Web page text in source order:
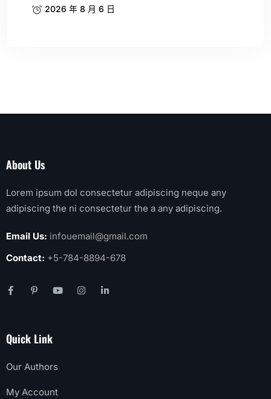
2026 年 8 月 6 日
About Us
Lorem ipsum dol consectetur adipiscing neque any
adipiscing the ni consectetur the a any adipiscing.
Email Us: infouemail@gmail.com
Contact: +5-784-8894-678
Quick Link
Our Authors
My Account